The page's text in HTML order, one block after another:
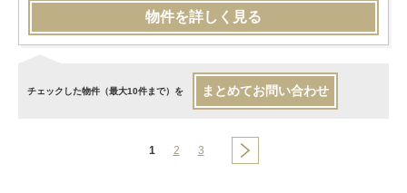
物件を詳しく見る
チェックした物件（最大10件まで）を まとめてお問い合わせ
1 2 3